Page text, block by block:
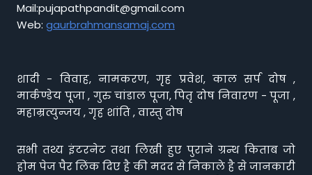
Mail:pujapathpandit@gmail.com
Web: gaurbrahmansamaj.com
शादी - विवाह, नामकरण, गृह प्रवेश, काल सर्प दोष ,
मार्कण्डेय पूजा , गुरु चांडाल पूजा, पितृ दोष निवारण - पूजा ,
महाम्रत्युन्जय , गृह शांति , वास्तु दोष
सभी तथ्य इंटरनेट तथा लिखी हुए पुराने ग्रन्थ किताब जो
होम पेज पैर लिंक दिए है की मदद से निकाले है से जानकारी